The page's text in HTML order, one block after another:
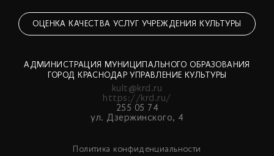
ОЦЕНКА КАЧЕСТВА УСЛУГ УЧРЕЖДЕНИЯ КУЛЬТУРЫ
АДМИНИСТРАЦИЯ МУНИЦИПАЛЬНОГО ОБРАЗОВАНИЯ
ГОРОД КРАСНОДАР УПРАВЛЕНИЕ КУЛЬТУРЫ
kult@krd.ru
https://krd.ru/
255 05 74
ул. Дзержинского, 4
Политика конфиденциальности